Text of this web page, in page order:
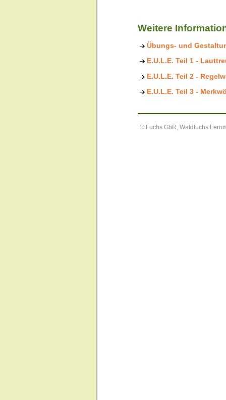
Weitere
Übungs- und
E.U.L.E. Teil 1 -
E.U.L.E. Teil 2 -
E.U.L.E. Teil 3 -
© Fuchs GbR, Waldfuchs